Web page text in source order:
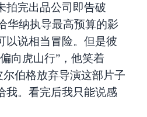
拍完出品公司即告破
华纳执导最高预算的影
以说相当冒险。但是彼
向虎山行”，他笑着
尔伯格放弃导演这部片子
我。看完后我只能说感